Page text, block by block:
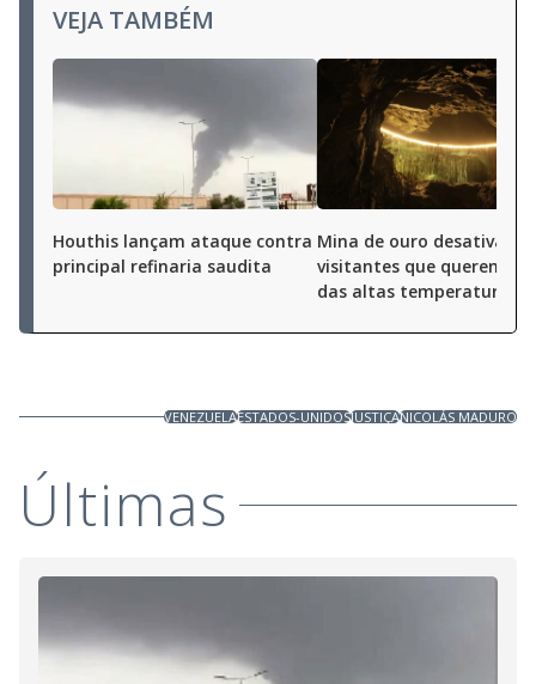
VEJA TAMBÉM
Houthis lançam ataque contra
principal refinaria saudita
Mina de ouro desativada
visitantes que querem
das altas temperaturas
VENEZUELAESTADOS-UNIDOSJUSTIÇANICOLÁS MADURO
Últimas